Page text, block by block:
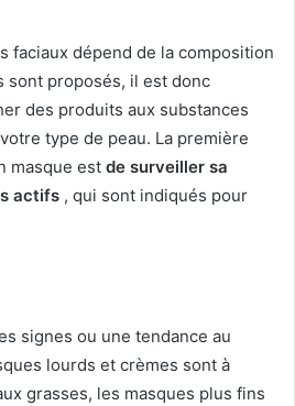
faciaux dépend de la composition
sont proposés, il est donc
des produits aux substances
type de peau. La première
masque est de surveiller sa
actifs , qui sont indiqués pour
signes ou une tendance au
lourds et crèmes sont à
grasses, les masques plus fins